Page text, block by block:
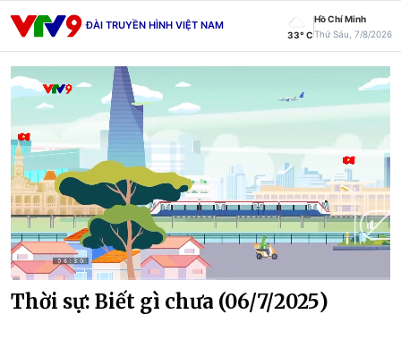
ĐÀI TRUYỀN HÌNH VIỆT NAM
33° C
Hồ Chí Minh
Thứ Sáu, 7/8/2026
Current
0:10 Duration
29:10
Thời sự: Biết gì chưa (06/7/2025)